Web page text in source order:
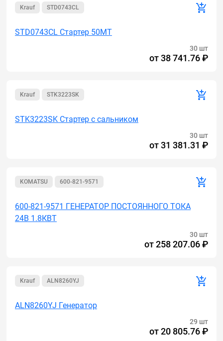
Krauf STD0743CL
STD0743CL Стартер 50MT
30 шт
от38 741.76 ₽
Krauf STK3223SK
STK3223SK Стартер с сальником
30 шт
от31 381.31 ₽
KOMATSU 600-821-9571
600-821-9571 ГЕНЕРАТОР ПОСТОЯННОГО ТОКА
24В 1.8КВТ
30 шт
от258 207.06 ₽
Krauf ALN8260YJ
ALN8260YJ Генератор
29 шт
от20 805.76 ₽